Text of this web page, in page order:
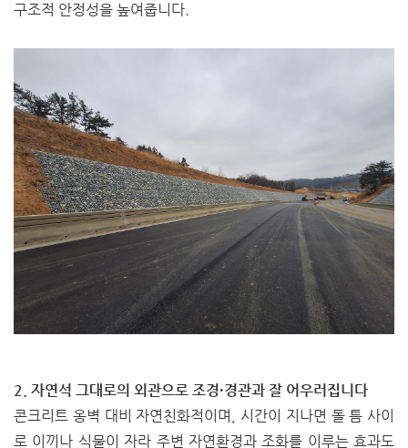
구조적 안정성을 높여줍니다.
2. 자연석 그대로의 외관으로 조경·경관과 잘 어우러집니다
콘크리트 옹벽 대비 자연친화적이며, 시간이 지나면 돌 틈 사이
로 이끼나 식물이 자라 주변 자연환경과 조화를 이루는 효과도